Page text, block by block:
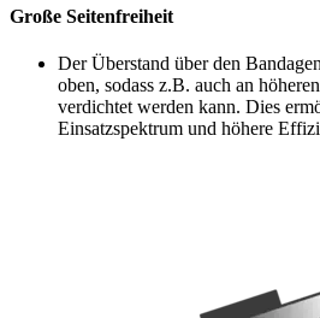
Große Seitenfreiheit
Der Überstand über den
oben, sodass z.B. auch an
verdichtet werden kann. Dies
Einsatzspektrum und höhere